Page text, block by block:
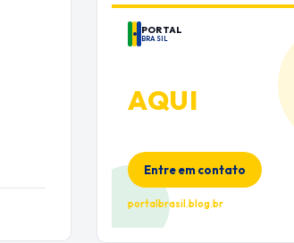
PORTAL
BRASIL
AQUI
Espaço premium para sua marca
Entre em contato
portalbrasil.blog.br